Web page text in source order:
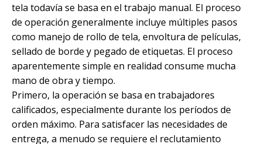
tela todavía se basa en el trabajo manual. El proceso
de operación generalmente incluye múltiples pasos
como manejo de rollo de tela, envoltura de películas,
sellado de borde y pegado de etiquetas. El proceso
aparentemente simple en realidad consume mucha
mano de obra y tiempo.
Primero, la operación se basa en trabajadores
calificados, especialmente durante los períodos de
orden máximo. Para satisfacer las necesidades de
entrega, a menudo se requiere el reclutamiento